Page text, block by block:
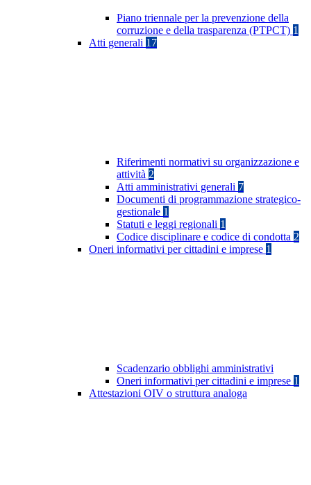
Piano triennale per la prevenzione della
corruzione e della trasparenza (PTPCT) 1
Atti generali 17
Riferimenti normativi su organizzazione e
attività 2
Atti amministrativi generali 7
Documenti di programmazione strategico-
gestionale 1
Statuti e leggi regionali 1
Codice disciplinare e codice di condotta 2
Oneri informativi per cittadini e imprese 1
Scadenzario obblighi amministrativi
Oneri informativi per cittadini e imprese 1
Attestazioni OIV o struttura analoga